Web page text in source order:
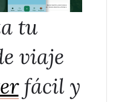
tu
viaje
fácil y